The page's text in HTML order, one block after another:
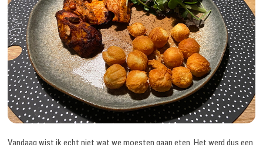
Vandaag wist ik echt niet wat we moesten gaan eten. Het werd dus een